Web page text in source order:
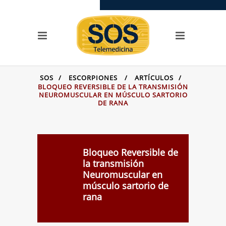
SERVICIOS
Llamada SOS
SOS Videoconferencias
OPCIONES
Centros de asistencia
toxicológica
SITIOS DE LA FAMILIA
SOS Telemedicina
SOS / ESCORPIONES / ARTÍCULOS
/
BLOQUEO REVERSIBLE DE LA TRANSMISIÓN
NEUROMUSCULAR EN MÚSCULO SARTORIO
DE RANA
Bloqueo Reversible de
la transmisión
Neuromuscular en
músculo sartorio de
rana